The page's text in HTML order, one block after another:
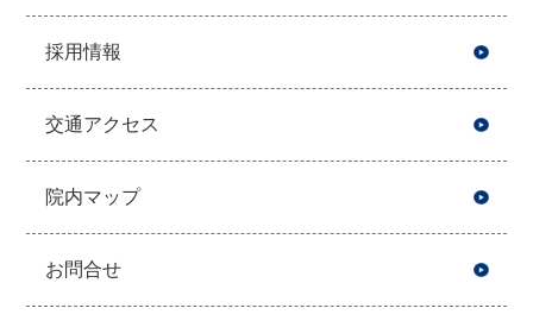
採用情報
交通アクセス
院内マップ
お問合せ